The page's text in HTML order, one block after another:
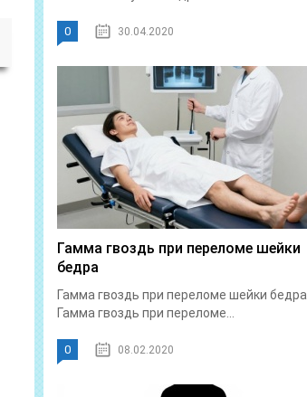
0 30.04.2020
Гамма гвоздь при переломе шейки
бедра
Гамма гвоздь при переломе шейки бедра
Гамма гвоздь при переломе...
0 08.02.2020